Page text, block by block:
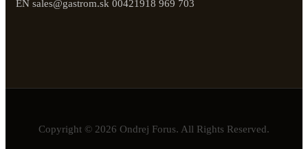
EN sales@gastrom.sk 00421918 969 703
Copyright © 2026 Ondrej Forus. All Rights Reserved.